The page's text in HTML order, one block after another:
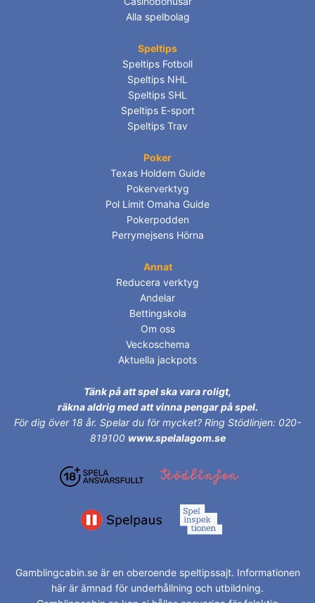
Alla spelbolag
Speltips
Speltips Fotboll
Speltips NHL
Speltips SHL
Speltips E-sport
Speltips Trav
Poker
Texas Holdem Guide
Pokerverktyg
Pol Limit Omaha Guide
Pokerpodden
Perrymejsens Hörna
Annat
Reducera verktyg
Andelar
Bettingskola
Om oss
Veckoschema
Aktuella jackpots
Tänk på att spel ska vara roligt,
räkna aldrig med att vinna pengar på spel.
För dig över 18 år. Spelar du för mycket? Ring Stödlinjen: 020-
819100 www.spelalagom.se
Gamblingcabin.se är en oberoende speltipssajt. Informationen
här är ämnad för underhållning och utbildning.